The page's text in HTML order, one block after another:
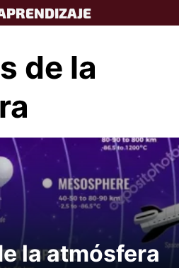
de la
la atmósfera